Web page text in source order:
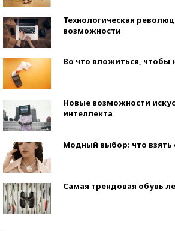
Технологическая
возможности
Во что вложиться, чтобы
Новые возможности
интеллекта
Модный выбор: что взять
Самая трендовая обувь